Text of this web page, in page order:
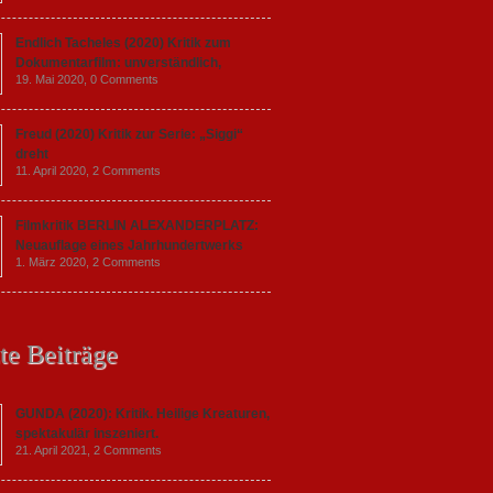
Endlich Tacheles (2020) Kritik zum
Dokumentarfilm: unverständlich,
19. Mai 2020, 0 Comments
Freud (2020) Kritik zur Serie: „Siggi“
dreht
11. April 2020, 2 Comments
Filmkritik BERLIN ALEXANDERPLATZ:
Neuauflage eines Jahrhundertwerks
1. März 2020, 2 Comments
Beiträge
GUNDA (2020): Kritik. Heilige Kreaturen,
spektakulär inszeniert.
21. April 2021, 2 Comments